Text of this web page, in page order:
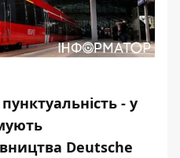
- у
Deutsche